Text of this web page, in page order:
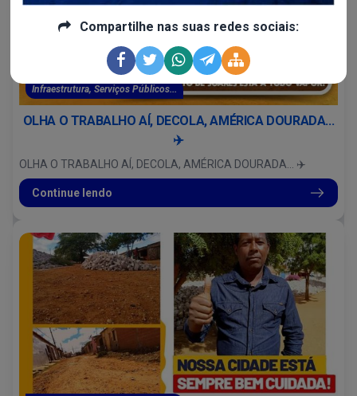
Compartilhe nas suas redes sociais:
Infraestrutura, Serviços Públicos...
OLHA O TRABALHO AÍ, DECOLA, AMÉRICA DOURADA...
✈️
OLHA O TRABALHO AÍ, DECOLA, AMÉRICA DOURADA... ✈️
Continue lendo